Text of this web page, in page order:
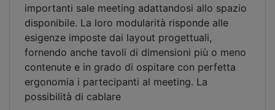
importanti sale meeting adattandosi allo spazio
disponibile. La loro modularità risponde alle
esigenze imposte dai layout progettuali,
fornendo anche tavoli di dimensioni più o meno
contenute e in grado di ospitare con perfetta
ergonomia i partecipanti al meeting. La
possibilità di cablare